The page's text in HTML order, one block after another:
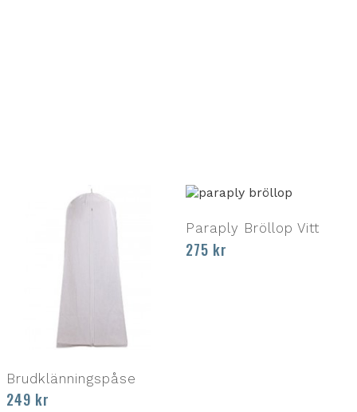
Brudklänningspåse
249 kr
Paraply Bröllop Vitt
275 kr